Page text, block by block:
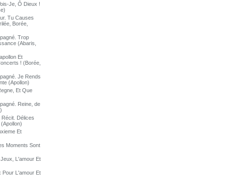
Je, Ô Dieux !
Tu Causes
Borée,
Trop
(Abaris,
Et
! (Borée,
Je Rends
(Apollon)
Et Que
Reine, de
Délices
Et
Moments Sont
L'amour Et
Pour L'amour Et